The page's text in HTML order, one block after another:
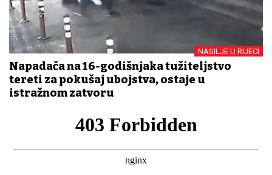
NASILJE U RIJECI
Napadača na 16-godišnjaka tužiteljstvo
tereti za pokušaj ubojstva, ostaje u
istražnom zatvoru